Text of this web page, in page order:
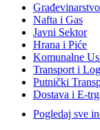
Građevinarstvo
Nafta i Gas
Javni Sektor
Hrana i Piće
Komunalne
Transport i
Putnički
Dostava i E-
Pogledaj sve